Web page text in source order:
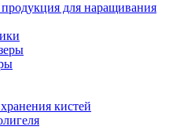
для наращивания
кистей